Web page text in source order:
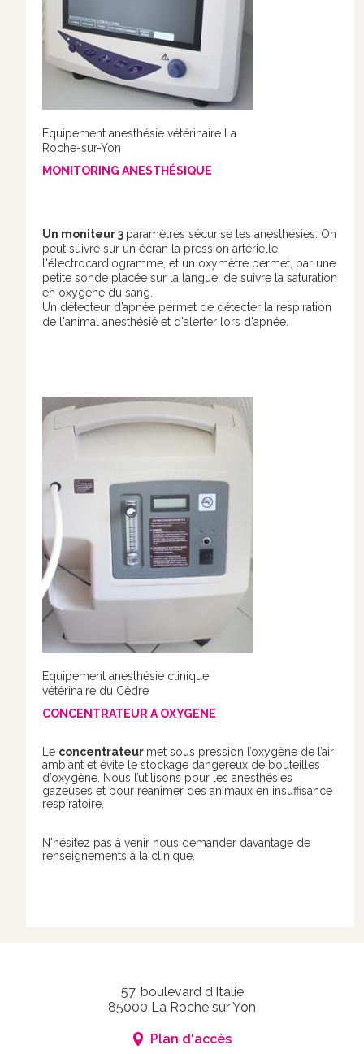
Equipement anesthésie vétérinaire La
Roche-sur-Yon
MONITORING ANESTHÉSIQUE
Un moniteur 3 paramètres sécurise les anesthésies. On
peut suivre sur un écran la pression artérielle,
l'électrocardiogramme, et un oxymètre permet, par une
petite sonde placée sur la langue, de suivre la saturation
en oxygène du sang.
Un détecteur d’apnée permet de détecter la respiration
de l'animal anesthésié et d'alerter lors d'apnée.
Equipement anesthésie clinique
vétérinaire du Cèdre
CONCENTRATEUR A OXYGENE
Le concentrateur met sous pression l’oxygène de l’air
ambiant et évite le stockage dangereux de bouteilles
d’oxygène. Nous l’utilisons pour les anesthésies
gazeuses et pour réanimer des animaux en insuffisance
respiratoire.
N'hésitez pas à venir nous demander davantage de
renseignements à la clinique.
57, boulevard d'Italie
85000 La Roche sur Yon
Plan d'accès